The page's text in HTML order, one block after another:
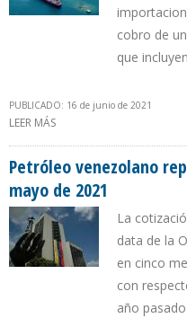
cobro de
que
PUBLICADO: 16 de junio de 2021
LEER MÁS
Petróleo venezolano
mayo de 2021
La
data de la
en cinco
con
año